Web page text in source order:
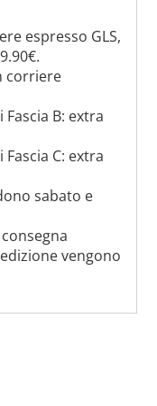
espresso GLS,
corriere
B: extra
C: extra
sabato e
vengono